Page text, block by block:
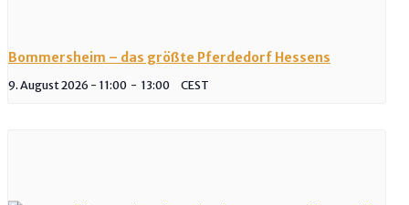
Bommersheim – das größte Pferdedorf Hessens
9. August 2026 - 11:00 - 13:00 CEST